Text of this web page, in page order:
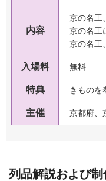
内容
京の名工
京の名工
京の名工
入場料 無料
特典 きものを
主催 京都府、
列品解説および